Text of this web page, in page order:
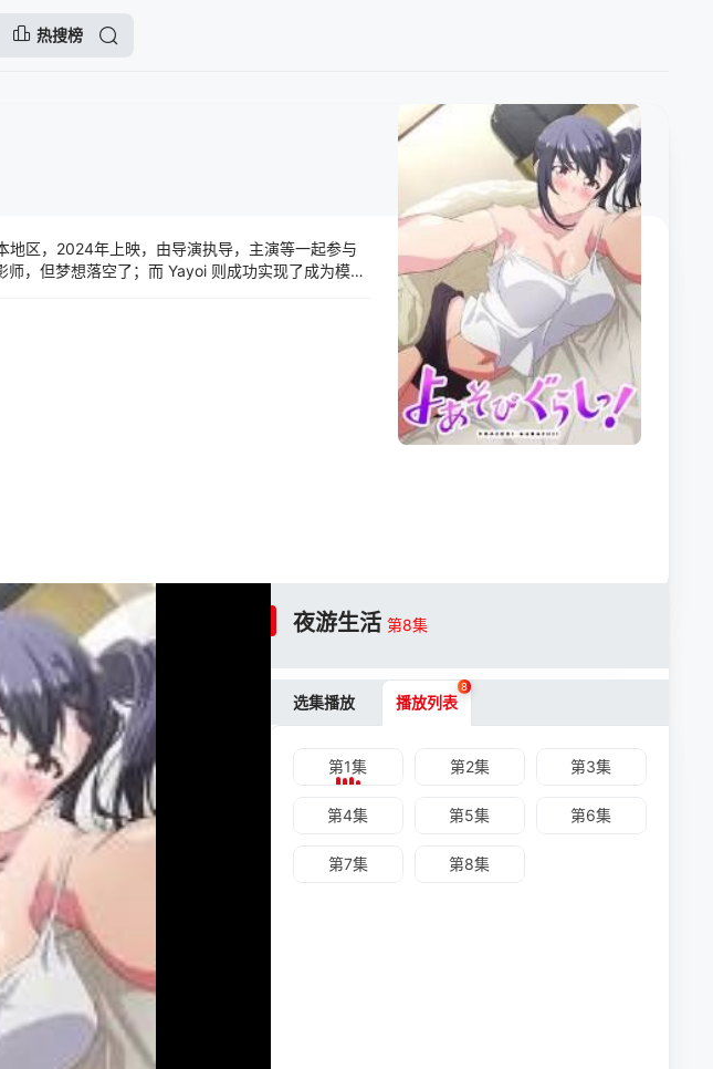
热搜榜
地区，2024年上映，由导演执导，主演等一起参与
，但梦想落空了；而 Yayoi 则成功实现了成为模特
可能不仅仅是儿时的朋友吗……？！
夜游生活 第8集
选集播放 播放列表
8
第1集 第2集 第3集
第4集 第5集 第6集
第7集 第8集